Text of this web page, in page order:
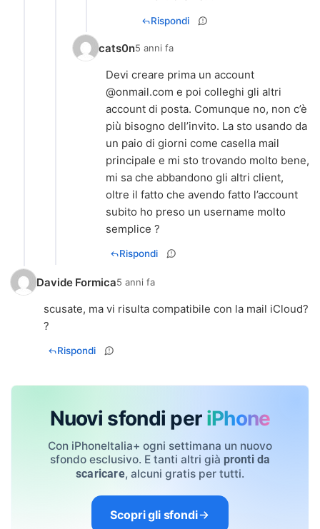
Rispondi
cats0n5 anni fa
Devi creare prima un account
@onmail.com e poi colleghi gli altri
account di posta. Comunque no, non c’è
più bisogno dell’invito. La sto usando da
un paio di giorni come casella mail
principale e mi sto trovando molto bene,
mi sa che abbandono gli altri client,
oltre il fatto che avendo fatto l’account
subito ho preso un username molto
semplice ?
Rispondi
Davide Formica5 anni fa
scusate, ma vi risulta compatibile con la mail iCloud?
?
Rispondi
Nuovi sfondi per iPhone
Con iPhoneItalia+ ogni settimana un nuovo
sfondo esclusivo. E tanti altri già pronti da
scaricare, alcuni gratis per tutti.
Scopri gli sfondi